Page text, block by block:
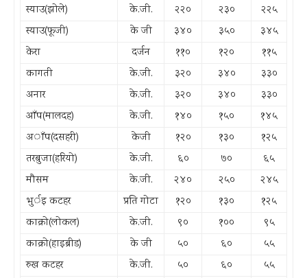
स्याउ(झोले) के.जी. २२० २३०
२२५
स्याउ(फूजी)
के जी ३४० ३५०
३४५
केरा
दर्जन ११० १२०
११५
कागती
के.जी. ३२० ३४०
३३०
अनार
के.जी. ३२० ३४०
३३०
आँप(मालदह)
के.जी. १४० १५०
१४५
अाँप(दसहरी)
केजी १२० १३०
१२५
तरबुजा(हरियो)
के.जी. ६० ७०
६५
मौसम
के.जी. २४० २५०
२४५
भुर्इ कटहर
प्रति गोटा १२० १३०
१२५
काक्रो(लोकल)
के.जी. ९० १००
९५
काक्रो(हाइब्रीड)
के जी ५० ६०
५५
रुख कटहर
के.जी. ५० ६०
५५